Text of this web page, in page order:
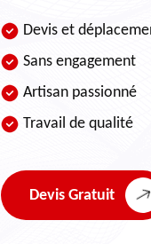
Devis et
Sans engagement
Artisan passionné
Travail de qualité
Devis Gratuit